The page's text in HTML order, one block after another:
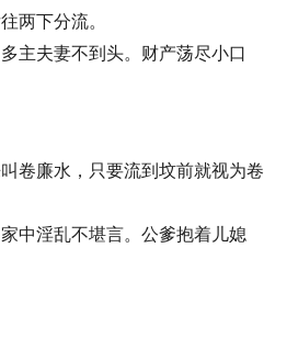
两下分流。
主夫妻不到头。财产荡尽小口
卷廉水，只要流到坟前就视为卷
中淫乱不堪言。公爹抱着儿媳